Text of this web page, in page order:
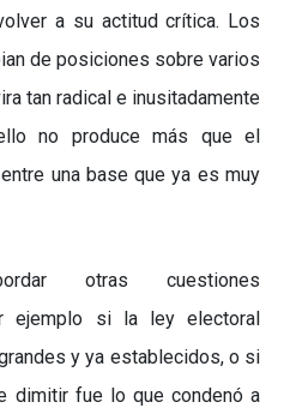
a su actitud crítica. Los
de posiciones sobre varios
tan radical e inusitadamente
no produce más que el
una base que ya es muy
otras cuestiones
ejemplo si la ley electoral
y ya establecidos, o si
dimitir fue lo que condenó a